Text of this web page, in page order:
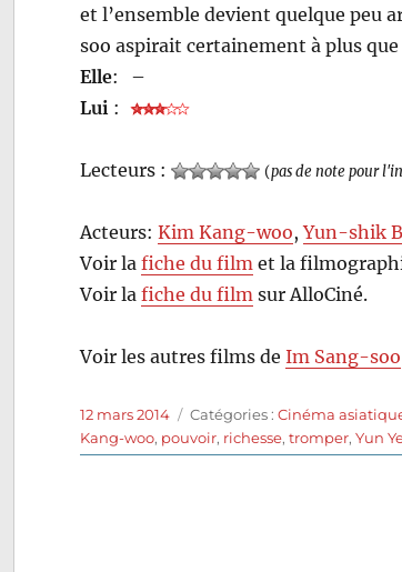
et l’ensemble devient quelque peu
soo aspirait certainement à plus
Elle:
–
Lui :
Lecteurs : (pas de note pour
Acteurs:Kim Kang-woo,Yun-shik
Voir lafiche du film et la
Voir lafiche du film sur AlloCiné.
Voir les autres films deIm Sang-soo
Publié
le
12 mars 2014 Catégories
Catégories :Cinéma
Kang-woo, pouvoir, richesse,tromper,Yun